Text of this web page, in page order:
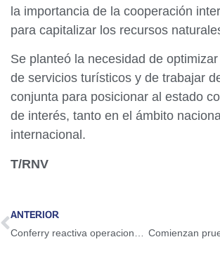
la importancia de la cooperación
para capitalizar los recursos
Se planteó la necesidad de
de servicios turísticos y de trabajar
conjunta para posicionar al estado
de interés, tanto en el ámbito
internacional.
T/RNV
ANTERIOR